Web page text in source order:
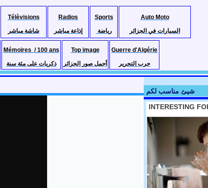
Télèvisions
شاشة مباشر
Radios
إذاعة مباشر
Sports
رياضة
Auto Moto
السيارات في الجزائر
Mémoires / 100 ans
ذكريات على مئة سنة
Top image
أجمل صور الجزائر
Guerre d'Algérie
حرب التحرير
شيئ مناسب لكم